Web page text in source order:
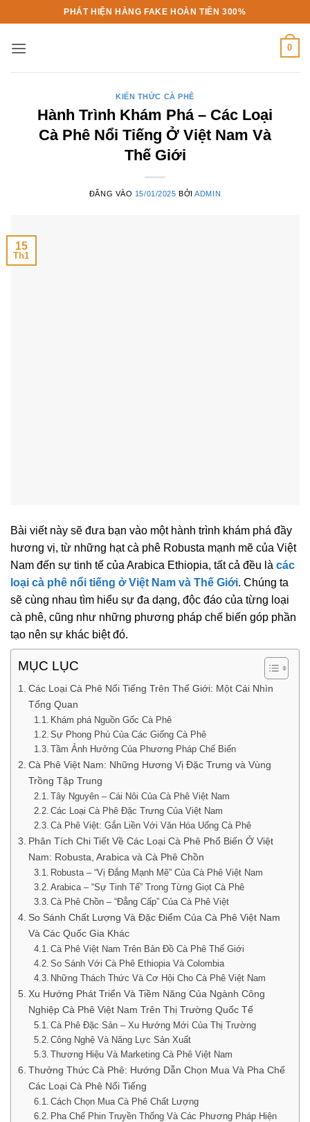
qua
nội
PHÁT HIỆN HÀNG FAKE HOÀN TIỀN 300%
0
KIẾN THỨC CÀ PHÊ
Hành Trình Khám Phá – Các Loại
Cà Phê Nổi Tiếng Ở Việt Nam Và
Thế Giới
ĐĂNG VÀO 15/01/2025 BỞIADMIN
15
Th1
Bài viết này sẽ đưa bạn vào một hành trình khám phá đầy
hương vị, từ những hạt cà phê Robusta mạnh mẽ của Việt
Nam đến sự tinh tế của Arabica Ethiopia, tất cả đều là các
loại cà phê nổi tiếng ở Việt Nam và Thế Giới. Chúng ta
sẽ cùng nhau tìm hiểu sự đa dạng, độc đáo của từng loại
cà phê, cũng như những phương pháp chế biến góp phần
tạo nên sự khác biệt đó.
MỤC LỤC
Các Loại Cà Phê Nổi Tiếng Trên Thế Giới: Một Cái Nhìn
Tổng Quan
Khám phá Nguồn Gốc Cà Phê
Sự Phong Phú Của Các Giống Cà Phê
Tầm Ảnh Hưởng Của Phương Pháp Chế Biến
Cà Phê Việt Nam: Những Hương Vị Đặc Trưng và Vùng
Trồng Tập Trung
Tây Nguyên – Cái Nôi Của Cà Phê Việt Nam
Các Loại Cà Phê Đặc Trưng Của Việt Nam
Cà Phê Việt: Gắn Liền Với Văn Hóa Uống Cà Phê
Phân Tích Chi Tiết Về Các Loại Cà Phê Phổ Biến Ở Việt
Nam: Robusta, Arabica và Cà Phê Chồn
Robusta – “Vị Đắng Mạnh Mẽ” Của Cà Phê Việt Nam
Arabica – “Sự Tinh Tế” Trong Từng Giọt Cà Phê
Cà Phê Chồn – “Đẳng Cấp” Của Cà Phê Việt
So Sánh Chất Lượng Và Đặc Điểm Của Cà Phê Việt Nam
Và Các Quốc Gia Khác
Cà Phê Việt Nam Trên Bản Đồ Cà Phê Thế Giới
So Sánh Với Cà Phê Ethiopia Và Colombia
Những Thách Thức Và Cơ Hội Cho Cà Phê Việt Nam
Xu Hướng Phát Triển Và Tiềm Năng Của Ngành Công
Nghiệp Cà Phê Việt Nam Trên Thị Trường Quốc Tế
Cà Phê Đặc Sản – Xu Hướng Mới Của Thị Trường
Công Nghệ Và Năng Lực Sản Xuất
Thương Hiệu Và Marketing Cà Phê Việt Nam
Thưởng Thức Cà Phê: Hướng Dẫn Chọn Mua Và Pha Chế
Các Loại Cà Phê Nổi Tiếng
Cách Chọn Mua Cà Phê Chất Lượng
Pha Chế Phin Truyền Thống Và Các Phương Pháp Hiện